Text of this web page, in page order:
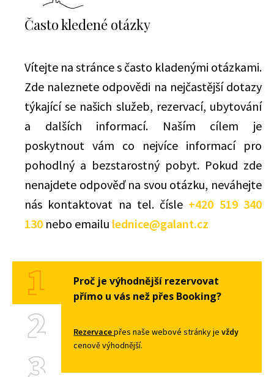
Často kledené otázky
Vítejte na stránce s často kladenými otázkami.
Zde naleznete odpovědi na nejčastější dotazy
týkající se našich služeb, rezervací, ubytování
a dalších informací. Naším cílem je
poskytnout vám co nejvíce informací pro
pohodlný a bezstarostný pobyt. Pokud zde
nenajdete odpověď na svou otázku, neváhejte
nás kontaktovat na tel. čísle +420 519 340
130 nebo emailu lednice@galant.cz
Proč je výhodnější rezervovat
přímo u vás než přes Booking?
Rezervacepřes naše webové stránky jevždy
cenově výhodnější.